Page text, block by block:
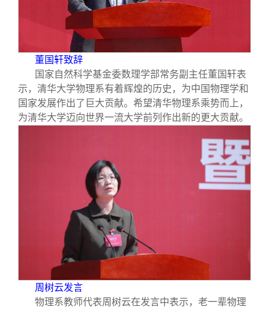
董国轩致辞
国家自然科学基金委数理学部常务副主任董国轩表
示，清华大学物理系有着辉煌的历史，为中国物理学和
国家发展作出了巨大贡献。希望清华物理系乘势而上，
为清华大学迈向世界一流大学前列作出新的更大贡献。
周树云发言
物理系教师代表周树云在发言中表示，老一辈物理